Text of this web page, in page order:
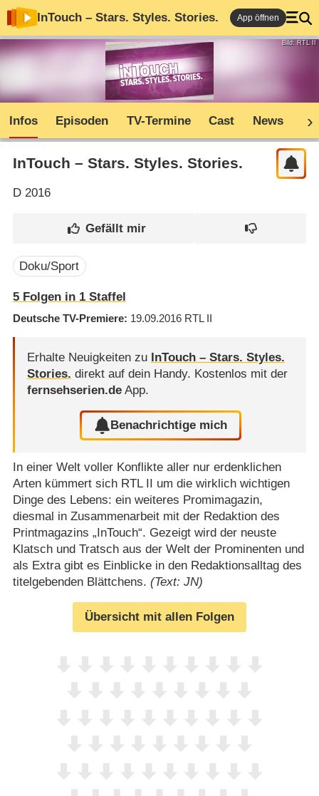
InTouch – Stars. Styles. Stories. App öffnen
Bild: RTL II
Infos Episoden TV-Termine Cast News
InTouch – Stars. Styles. Stories.
D2016
Doku/Sport
5Folgen in 1Staffel
Deutsche TV-Premiere 19.09.2016 RTL II
Erhalte Neuigkeiten zu InTouch – Stars. Styles.
Stories. direkt auf dein Handy. Kostenlos mit der
fernsehserien.deApp.
Benachrichtige mich
In einer Welt voller Konflikte aller nur erdenklichen
Arten kümmert sich RTL II um die wirklich wichtigen
Dinge des Lebens: ein weiteres Promimagazin,
diesmal in Zusammenarbeit mit der Redaktion des
Printmagazins „InTouch“. Gezeigt wird der neuste
Klatsch und Tratsch aus der Welt der Prominenten und
als Extra gibt es Einblicke in den Redaktionsalltag des
titelgebenden Blättchens. (Text: JN)
Übersicht mit allen Folgen